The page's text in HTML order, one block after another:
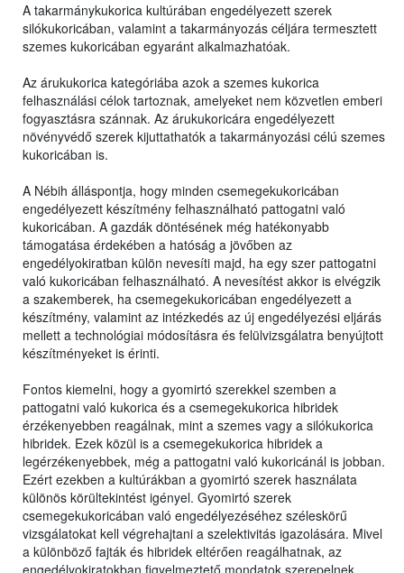
A takarmánykukorica kultúrában engedélyezett szerek
silókukoricában, valamint a takarmányozás céljára termesztett
szemes kukoricában egyaránt alkalmazhatóak.
Az árukukorica kategóriába azok a szemes kukorica
felhasználási célok tartoznak, amelyeket nem közvetlen emberi
fogyasztásra szánnak. Az árukukoricára engedélyezett
növényvédő szerek kijuttathatók a takarmányozási célú szemes
kukoricában is.
A Nébih álláspontja, hogy minden csemegekukoricában
engedélyezett készítmény felhasználható pattogatni való
kukoricában. A gazdák döntésének még hatékonyabb
támogatása érdekében a hatóság a jövőben az
engedélyokiratban külön nevesíti majd, ha egy szer pattogatni
való kukoricában felhasználható. A nevesítést akkor is elvégzik
a szakemberek, ha csemegekukoricában engedélyezett a
készítmény, valamint az intézkedés az új engedélyezési eljárás
mellett a technológiai módosításra és felülvizsgálatra benyújtott
készítményeket is érinti.
Fontos kiemelni, hogy a gyomirtó szerekkel szemben a
pattogatni való kukorica és a csemegekukorica hibridek
érzékenyebben reagálnak, mint a szemes vagy a silókukorica
hibridek. Ezek közül is a csemegekukorica hibridek a
legérzékenyebbek, még a pattogatni való kukoricánál is jobban.
Ezért ezekben a kultúrákban a gyomirtó szerek használata
különös körültekintést igényel. Gyomirtó szerek
csemegekukoricában való engedélyezéséhez széleskörű
vizsgálatokat kell végrehajtani a szelektivitás igazolására. Mivel
a különböző fajták és hibridek eltérően reagálhatnak, az